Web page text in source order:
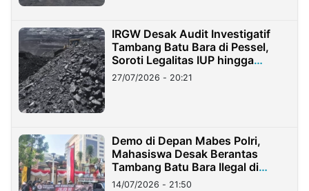
IRGW Desak Audit Investigatif
Tambang Batu Bara di Pessel,
Soroti Legalitas IUP hingga
Stockpile
27/07/2026 - 20:21
Demo di Depan Mabes Polri,
Mahasiswa Desak Berantas
Tambang Batu Bara Ilegal di
Lampung
14/07/2026 - 21:50